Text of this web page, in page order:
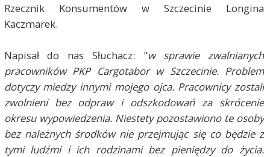
Rzecznik Konsumentów w Szczecinie Longina
Kaczmarek.
Napisał do nas Słuchacz: "w sprawie zwalnianych
pracowników PKP Cargotabor w Szczecinie. Problem
dotyczy miedzy innymi mojego ojca. Pracownicy zostali
zwolnieni bez odpraw i odszkodowań za skrócenie
okresu wypowiedzenia. Niestety pozostawiono te osoby
bez należnych środków nie przejmując się co będzie z
tymi ludźmi i ich rodzinami bez pieniędzy do życia.